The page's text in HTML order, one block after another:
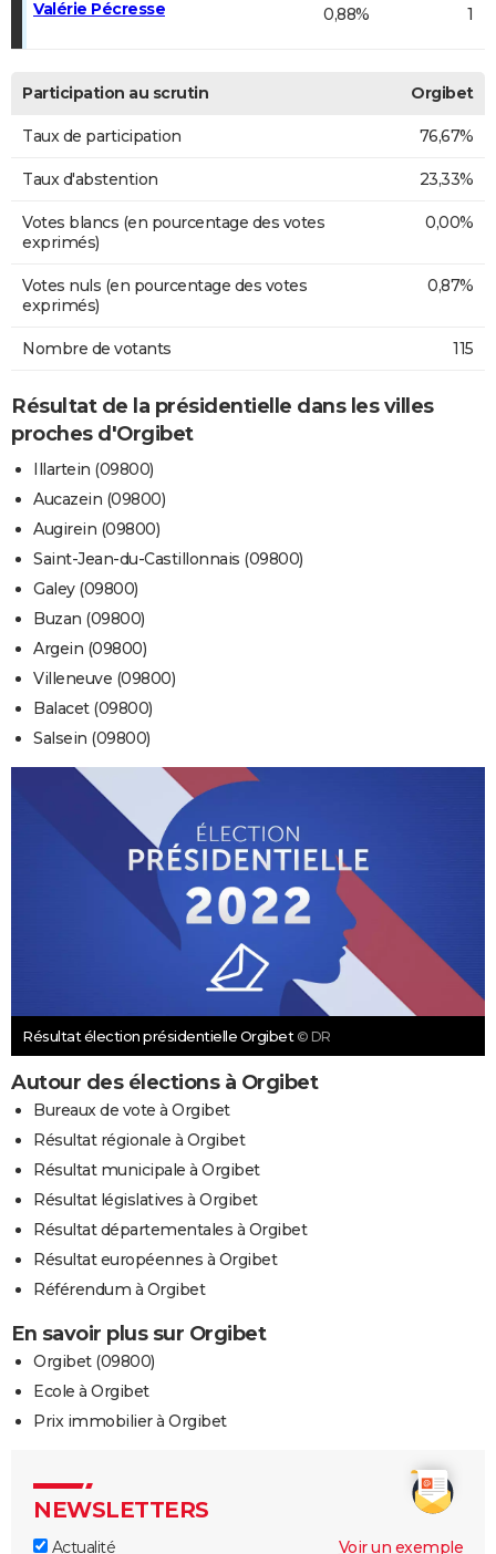
Valérie Pécresse 0,88% 1
Participation au scrutin Orgibet
Taux de participation 76,67%
Taux d'abstention 23,33%
Votes blancs (en pourcentage des votes
exprimés)
0,00%
Votes nuls (en pourcentage des votes
exprimés)
0,87%
Nombre de votants 115
Résultat de la présidentielle dans les villes
proches d'Orgibet
Illartein (09800)
Aucazein (09800)
Augirein (09800)
Saint-Jean-du-Castillonnais (09800)
Galey (09800)
Buzan (09800)
Argein (09800)
Villeneuve (09800)
Balacet (09800)
Salsein (09800)
Résultat élection présidentielle Orgibet © DR
Autour des élections à Orgibet
Bureaux de vote à Orgibet
Résultat régionale à Orgibet
Résultat municipale à Orgibet
Résultat législatives à Orgibet
Résultat départementales à Orgibet
Résultat européennes à Orgibet
Référendum à Orgibet
En savoir plus sur Orgibet
Orgibet (09800)
Ecole à Orgibet
Prix immobilier à Orgibet
NEWSLETTERS
Actualité
Voir un exemple